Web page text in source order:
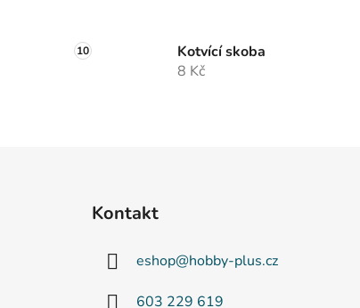
Kotvící skoba
8 Kč
Kontakt
eshop@hobby-plus.cz
603 229 619